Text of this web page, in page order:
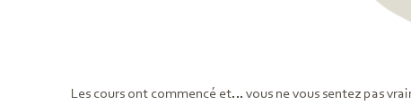
Les cours ont commencé et… vous ne vous sentez pas